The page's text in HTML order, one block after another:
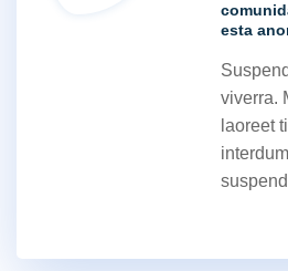
esta
viverra.
laoreet